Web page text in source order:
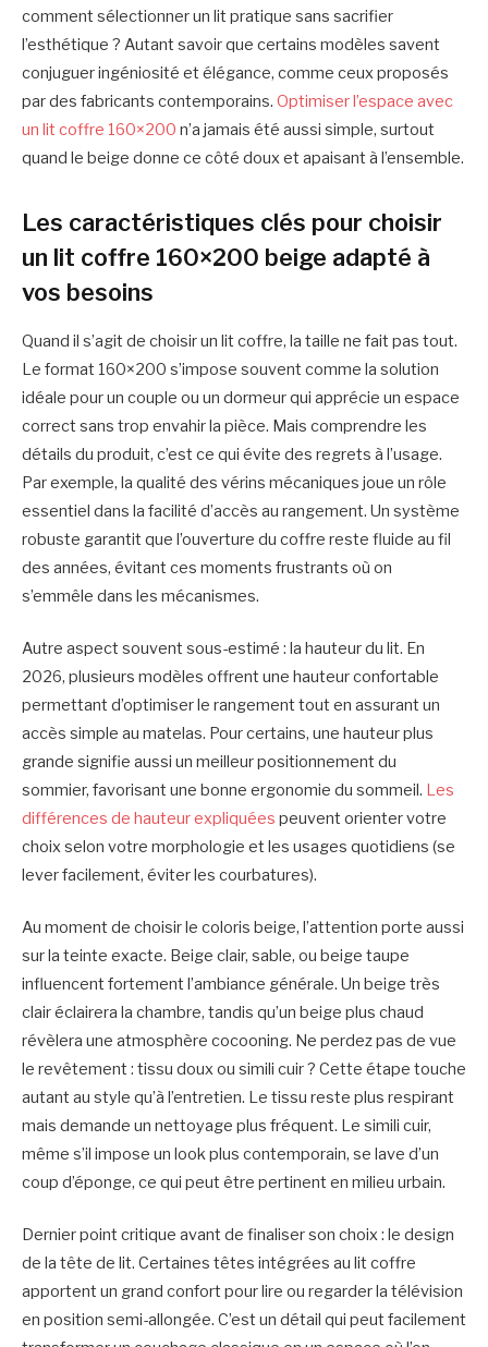
comment sélectionner un lit pratique sans sacrifier
l’esthétique ? Autant savoir que certains modèles savent
conjuguer ingéniosité et élégance, comme ceux proposés
par des fabricants contemporains. Optimiser l’espace avec
un lit coffre 160×200 n’a jamais été aussi simple, surtout
quand le beige donne ce côté doux et apaisant à l’ensemble.
Les caractéristiques clés pour choisir
un lit coffre 160×200 beige adapté à
vos besoins
Quand il s’agit de choisir un lit coffre, la taille ne fait pas tout.
Le format 160×200 s’impose souvent comme la solution
idéale pour un couple ou un dormeur qui apprécie un espace
correct sans trop envahir la pièce. Mais comprendre les
détails du produit, c’est ce qui évite des regrets à l’usage.
Par exemple, la qualité des vérins mécaniques joue un rôle
essentiel dans la facilité d’accès au rangement. Un système
robuste garantit que l’ouverture du coffre reste fluide au fil
des années, évitant ces moments frustrants où on
s’emmêle dans les mécanismes.
Autre aspect souvent sous-estimé : la hauteur du lit. En
2026, plusieurs modèles offrent une hauteur confortable
permettant d’optimiser le rangement tout en assurant un
accès simple au matelas. Pour certains, une hauteur plus
grande signifie aussi un meilleur positionnement du
sommier, favorisant une bonne ergonomie du sommeil. Les
différences de hauteur expliquées peuvent orienter votre
choix selon votre morphologie et les usages quotidiens (se
lever facilement, éviter les courbatures).
Au moment de choisir le coloris beige, l’attention porte aussi
sur la teinte exacte. Beige clair, sable, ou beige taupe
influencent fortement l’ambiance générale. Un beige très
clair éclairera la chambre, tandis qu’un beige plus chaud
révèlera une atmosphère cocooning. Ne perdez pas de vue
le revêtement : tissu doux ou simili cuir ? Cette étape touche
autant au style qu’à l’entretien. Le tissu reste plus respirant
mais demande un nettoyage plus fréquent. Le simili cuir,
même s’il impose un look plus contemporain, se lave d’un
coup d’éponge, ce qui peut être pertinent en milieu urbain.
Dernier point critique avant de finaliser son choix : le design
de la tête de lit. Certaines têtes intégrées au lit coffre
apportent un grand confort pour lire ou regarder la télévision
en position semi-allongée. C’est un détail qui peut facilement